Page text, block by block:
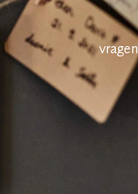
vragen